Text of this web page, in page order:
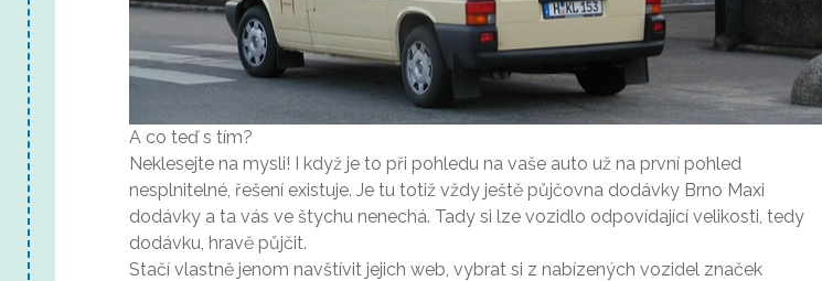
A co teď s tím?
Neklesejte na mysli! I když je to při pohledu na vaše auto už na první pohled
nesplnitelné, řešení existuje. Je tu totiž vždy ještě půjčovna dodávky Brno Maxi
dodávky a ta vás ve štychu nenechá. Tady si lze vozidlo odpovídající velikosti, tedy
dodávku, hravě půjčit.
Stačí vlastně jenom navštívit jejich web, vybrat si z nabízených vozidel značek